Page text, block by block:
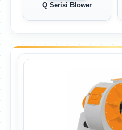
Q Serisi Blower